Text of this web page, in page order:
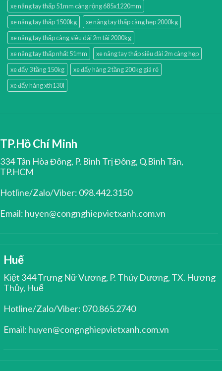
xe nâng tay thấp 51mm càng rộng 685x1220mm
xe nâng tay thấp 1500kg
xe nâng tay thấp càng hẹp 2000kg
xe nâng tay thấp càng siêu dài 2m tải 2000kg
xe nâng tay thấp nhất 51mm
xe nâng tay thấp siêu dài 2m càng hẹp
xe đẩy 3 tầng 150kg
xe đẩy hàng 2 tầng 200kg giá rẻ
xe đẩy hàng xth130l
TP.Hồ Chí Minh
334 Tân Hòa Đông, P. Bình Trị Đông, Q.Bình Tân,
TP.HCM
Hotline/Zalo/Viber: 098.442.3150
Email: huyen@congnghiepvietxanh.com.vn
Huế
Kiệt 344 Trưng Nữ Vương, P. Thủy Dương, TX. Hương
Thủy, Huế
Hotline/Zalo/Viber: 070.865.2740
Email: huyen@congnghiepvietxanh.com.vn